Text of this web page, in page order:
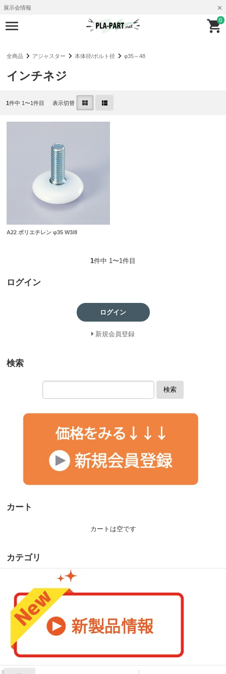
展示会情報
0
全商品 アジャスター 本体径/ボルト径 φ35～48
インチネジ
1件中 1〜1件目 表示切替
A22 ポリエチレン φ35 W3/8
1件中 1〜1件目
ログイン
ログイン
新規会員登録
検索
検索
カート
カートは空です
カテゴリ